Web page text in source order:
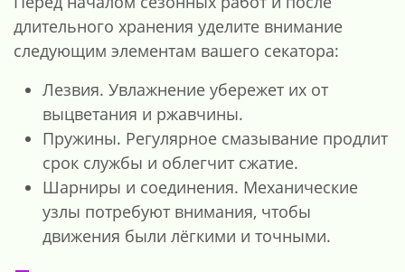
длительного хранения уделите внимание
следующим элементам вашего секатора:
Лезвия. Увлажнение убережет их от
выцветания и ржавчины.
Пружины. Регулярное смазывание продлит
срок службы и облегчит сжатие.
Шарниры и соединения. Механические
узлы потребуют внимания, чтобы
движения были лёгкими и точными.